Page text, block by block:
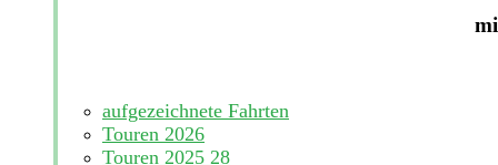
aufgezeichnete Fahrten
Touren 2026
Touren 2025 28